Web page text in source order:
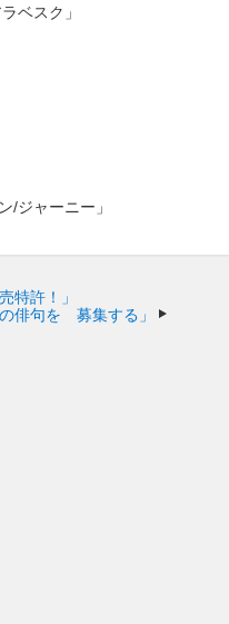
ベスク」
/ジャーニー」
特許！」
俳句を 募集する」